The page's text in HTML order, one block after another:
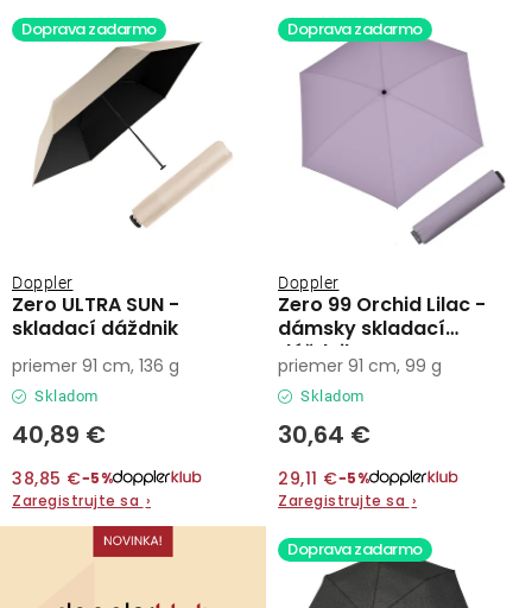
s
p
o
v
n
k
t
o
v
Doprava zadarmo
Zero ULTRA SUN -
skladací dáždnik
Doppler
Skladom
40,89 €
38,85 €−5%
Zaregistrujte sa ›
priemer 91 cm, 136 g
Doprava zadarmo
Zero 99 Orchid Lilac -
dámsky skladací
dáždnik
Doppler
Skladom
30,64 €
29,11 €−5%
Zaregistrujte sa ›
priemer 91 cm, 99 g
Doprava zadarmo